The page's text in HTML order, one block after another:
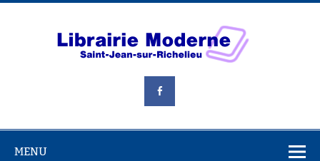
Skip
Livres, jouets et beaucoup plus!
MENU